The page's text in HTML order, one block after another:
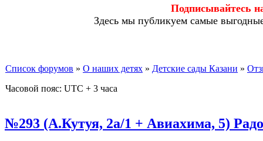
Подписывайтесь
Здесь мы публикуем самые
Список форумов » О наших детях » Детские сады Казани »
Часовой пояс: UTC + 3 часа
№293 (А.Кутуя, 2а/1 + Авиахима, 5)